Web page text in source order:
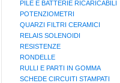
PILE E BATTERIE RICARICABILI
POTENZIOMETRI
QUARZI FILTRI CERAMICI
RELAIS SOLENOIDI
RESISTENZE
RONDELLE
RULLI E PARTI IN GOMMA
SCHEDE CIRCUITI STAMPATI